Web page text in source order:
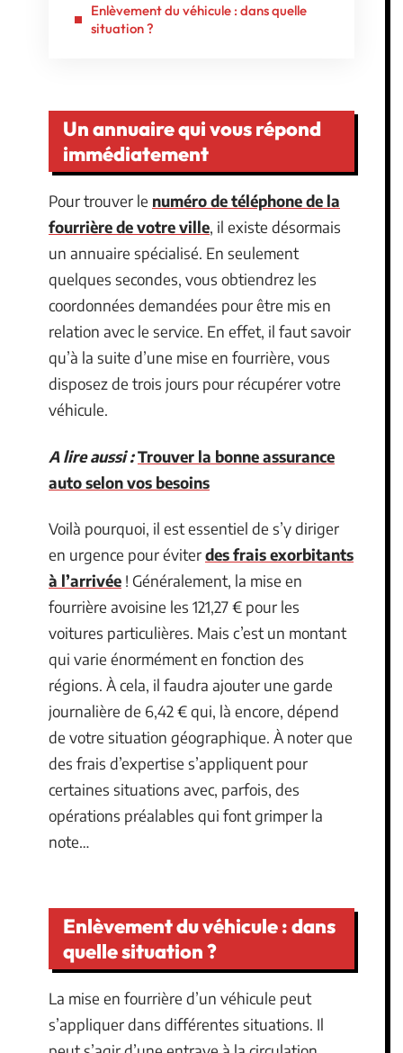
Enlèvement du véhicule : dans quelle
situation ?
Un annuaire qui vous répond
immédiatement
Pour trouver le numéro de téléphone de la
fourrière de votre ville, il existe désormais
un annuaire spécialisé. En seulement
quelques secondes, vous obtiendrez les
coordonnées demandées pour être mis en
relation avec le service. En effet, il faut savoir
qu’à la suite d’une mise en fourrière, vous
disposez de trois jours pour récupérer votre
véhicule.
A lire aussi :Trouver la bonne assurance
auto selon vos besoins
Voilà pourquoi, il est essentiel de s’y diriger
en urgence pour éviterdes frais exorbitants
à l’arrivée ! Généralement, la mise en
fourrière avoisine les 121,27 € pour les
voitures particulières. Mais c’est un montant
qui varie énormément en fonction des
régions. À cela, il faudra ajouter une garde
journalière de 6,42 € qui, là encore, dépend
de votre situation géographique. À noter que
des frais d’expertise s’appliquent pour
certaines situations avec, parfois, des
opérations préalables qui font grimper la
note…
Enlèvement du véhicule : dans
quelle situation ?
La mise en fourrière d’un véhicule peut
s’appliquer dans différentes situations. Il